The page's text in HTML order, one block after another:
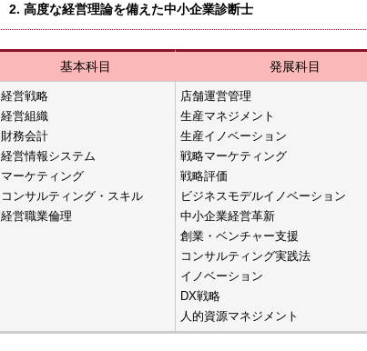
2. 高度な経営理論を備えた中小企業診断士
基本科目 発展科目
経営戦略
経営組織
財務会計
経営情報システム
マーケティング
コンサルティング・スキル
経営職業倫理
店舗運営管理
生産マネジメント
生産イノベーション
戦略マーケティング
戦略評価
ビジネスモデルイノベーション
中小企業経営革新
創業・ベンチャー支援
コンサルティング実践法
イノベーション
DX戦略
人的資源マネジメント